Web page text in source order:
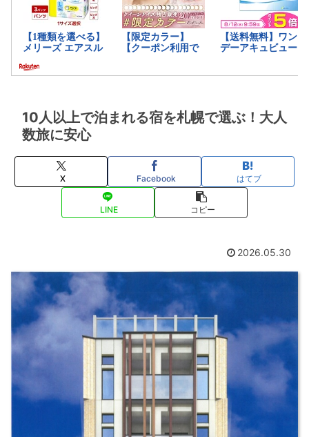
10人以上で泊まれる宿を札幌で選ぶ！大人
数旅に安心
X Facebook はてブ
LINE コピー
2026.05.30